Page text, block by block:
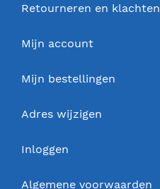
Retourneren en klachten
Mijn account
Mijn bestellingen
Adres wijzigen
Inloggen
Algemene voorwaarden